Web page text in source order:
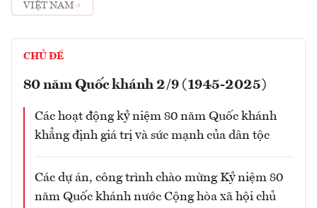
VIỆT NAM
CHỦ ĐỀ
80 năm Quốc khánh 2/9 (1945-2025)
Các hoạt động kỷ niệm 80 năm Quốc khánh
khẳng định giá trị và sức mạnh của dân tộc
Các dự án, công trình chào mừng Kỷ niệm 80
năm Quốc khánh nước Cộng hòa xã hội chủ